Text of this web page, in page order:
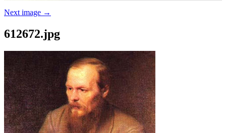
Next image →
612672.jpg